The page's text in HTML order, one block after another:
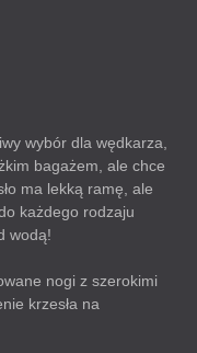
wybór dla wędkarza,
bagażem, ale chce
ma lekką ramę, ale
każdego rodzaju
wodą!
nogi z szerokimi
krzesła na